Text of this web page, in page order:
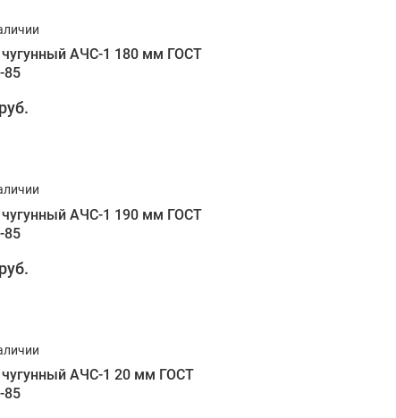
чугунный АЧС-1 180 мм ГОСТ
85
чугунный АЧС-1 190 мм ГОСТ
85
чугунный АЧС-1 20 мм ГОСТ
85